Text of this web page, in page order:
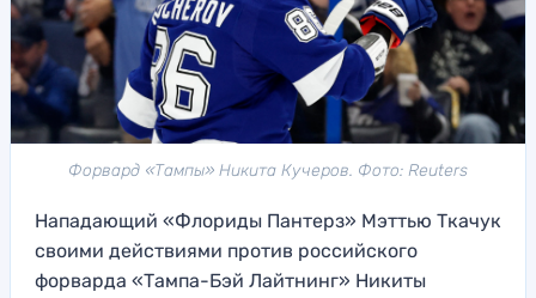
Форвард «Тампы» Никита Кучеров. Фото: Reuters
Нападающий «Флориды Пантерз» Мэттью Ткачук
своими действиями против российского
форварда «Тампа-Бэй Лайтнинг» Никиты